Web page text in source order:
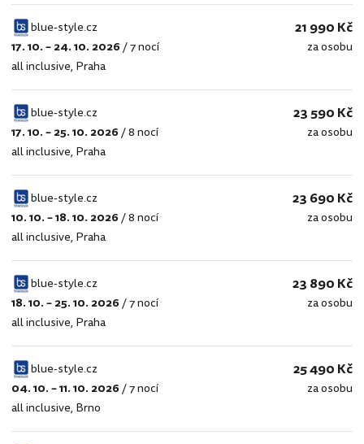
blue-
style.cz
blue-style.cz
17. 10. – 24. 10. 2026/7 nocí
all inclusive, Praha
21 990 Kč
za osobu
blue-
style.cz
blue-style.cz
17. 10. – 25. 10. 2026/8 nocí
all inclusive, Praha
23 590 Kč
za osobu
blue-
style.cz
blue-style.cz
10. 10. – 18. 10. 2026/8 nocí
all inclusive, Praha
23 690 Kč
za osobu
blue-
style.cz
blue-style.cz
18. 10. – 25. 10. 2026/7 nocí
all inclusive, Praha
23 890 Kč
za osobu
blue-
style.cz
blue-style.cz
04. 10. – 11. 10. 2026/7 nocí
all inclusive, Brno
25 490 Kč
za osobu